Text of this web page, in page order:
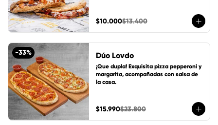
$10.000$13.400
-33% Dúo Lovdo
¡Que dupla! Exquisita pizza pepperoni y
margarita, acompañadas con salsa de
la casa.
$15.990$23.800